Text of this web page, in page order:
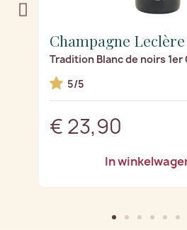
Champagne
Tradition Blanc de noirs 1er
5/5
€ 23,90
In